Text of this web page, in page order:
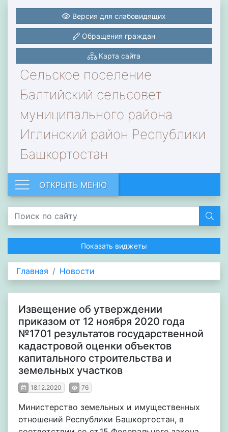
Сельское поселение
Балтийский сельсовет
муниципального района
Иглинский район Республики
Башкортостан
Версия для слабовидящих
Обращения граждан
Карта сайта
ОТКРЫТЬ МЕНЮ
Показать виджеты
Главная Новости
Извещение об утверждении
приказом от 12 ноября 2020 года
№1701 результатов государственной
кадастровой оценки объектов
капитального строительства и
земельных участков
18.12.2020 76
Министерство земельных и имущественных
отношений Республики Башкортостан, в